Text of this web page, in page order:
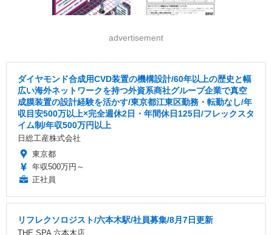
advertisement
ダイヤモンド合成用CVD装置の機構設計/60年以上の歴史と幅
広い海外ネットワークを持つ外資系商社グループ企業で真空
成膜装置の設計経験を活かす/東京都江東区勤務・転勤なし/年
収目安500万以上×完全週休2日・年間休日125日/フレックスタ
イム制/年収500万円以上
日総工産株式会社
東京都
年収500万円～
正社員
リフレクソロジスト/六本木駅/社員募集/8月7日更新
THE SPA 六本木店